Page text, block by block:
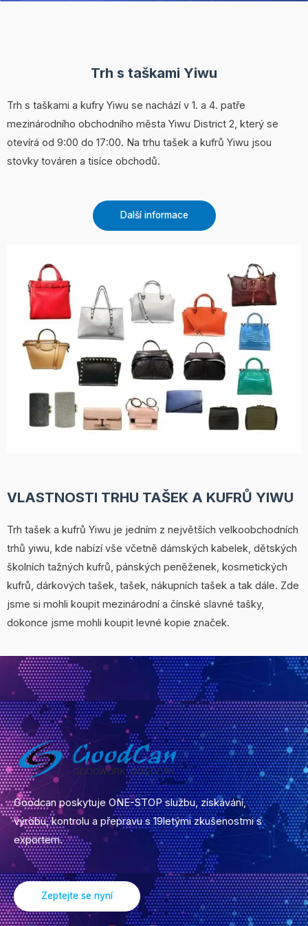
Trh s taškami Yiwu
Trh s taškami a kufry Yiwu se nachází v 1. a 4. patře
mezinárodního obchodního města Yiwu District 2, který se
otevírá od 9:00 do 17:00. Na trhu tašek a kufrů Yiwu jsou
stovky továren a tisíce obchodů.
Další informace
VLASTNOSTI TRHU TAŠEK A KUFRŮ YIWU
Trh tašek a kufrů Yiwu je jedním z největších velkoobchodních
trhů yiwu, kde nabízí vše včetně dámských kabelek, dětských
školních tažných kufrů, pánských peněženek, kosmetických
kufrů, dárkových tašek, tašek, nákupních tašek a tak dále. Zde
jsme si mohli koupit mezinárodní a čínské slavné tašky,
dokonce jsme mohli koupit levné kopie značek.
Goodcan poskytuje ONE-STOP službu, získávání,
výrobu, kontrolu a přepravu s 19letými zkušenostmi s
exportem.
Zeptejte se nyní